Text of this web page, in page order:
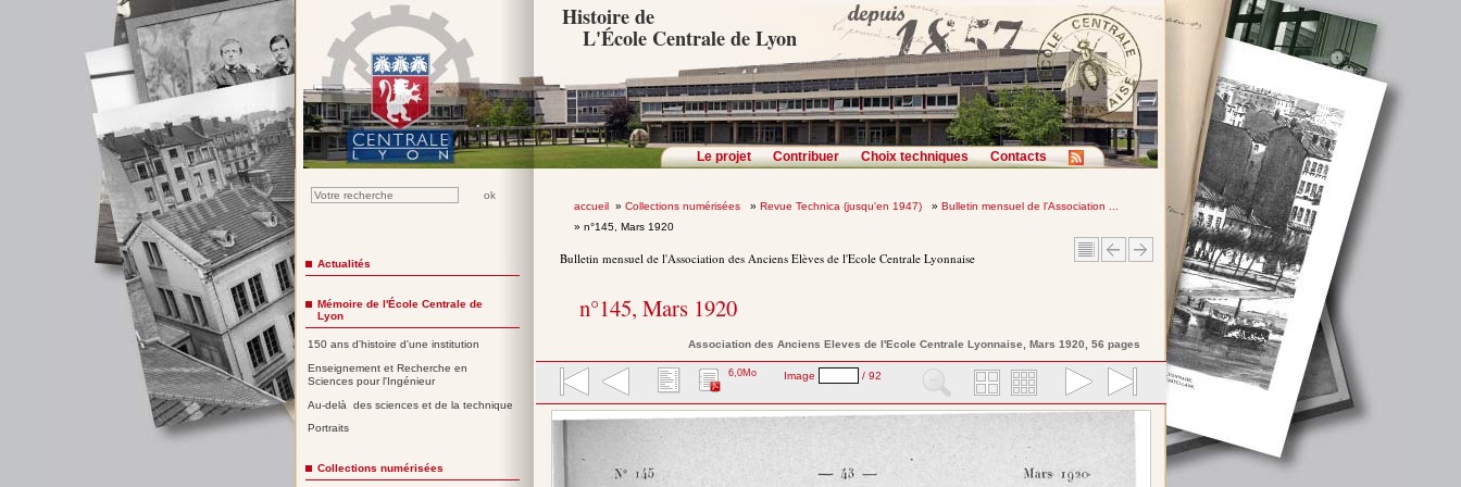
Histoire de
L'École Centrale de Lyon
Le projet Contribuer Choix techniques Contacts
accueil» Collections numérisées » Revue Technica (jusqu'en 1947) » Bulletin mensuel de l'Association ...
» n°145, Mars 1920
Bulletin mensuel de l'Association des Anciens Elèves de l'Ecole Centrale Lyonnaise
n°145, Mars 1920
Association des Anciens Eleves de l'Ecole Centrale Lyonnaise, Mars 1920, 56 pages
6,0Mo Image / 92
Actualités
Mémoire de l'École Centrale de
Lyon
150 ans d'histoire d'une institution
Enseignement et Recherche en
Sciences pour l'Ingénieur
Au-delà des sciences et de la technique
Portraits
Collections numérisées